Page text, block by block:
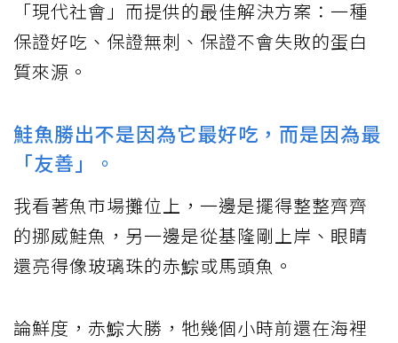
「現代社會」而提供的最佳解決方案：一種
保證好吃、保證無刺、保證不會失敗的蛋白
質來源。
鮭魚勝出不是因為它最好吃，而是因為最
「友善」。
我看著魚市場攤位上，一邊是擺得整整齊齊
的挪威鮭魚，另一邊是從基隆剛上岸、眼睛
還亮得像玻璃珠的赤鯮或馬頭魚。
論鮮度，赤鯮大勝，牠幾個小時前還在海裡